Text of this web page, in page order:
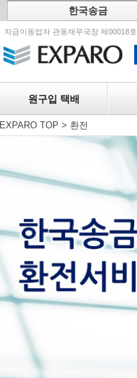
한국송금
자금이동업자 관동재무국장 제00018호
원구입 택배
EXPARO TOP > 환전